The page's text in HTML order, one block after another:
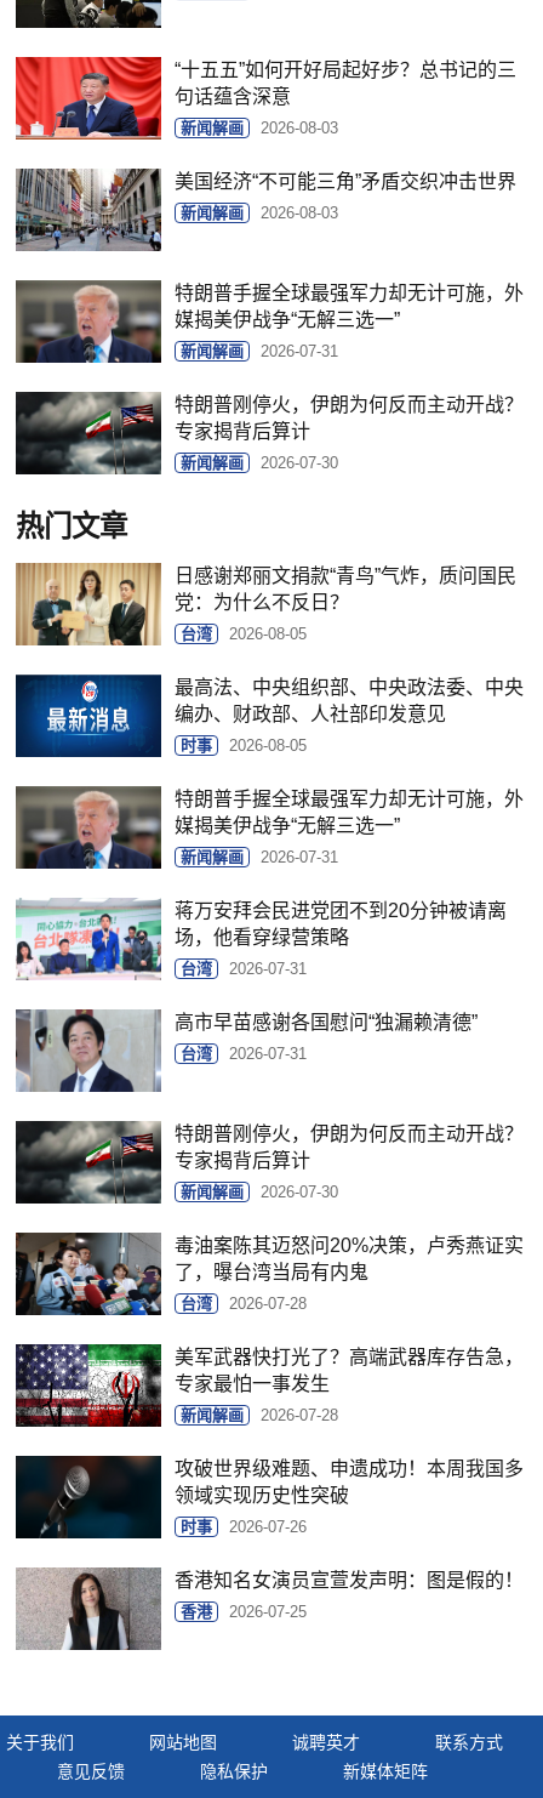
“十五五”如何开好局起好步？总书记的三
句话蕴含深意
新闻解画 2026-08-03
美国经济“不可能三角”矛盾交织冲击世界
新闻解画 2026-08-03
特朗普手握全球最强军力却无计可施，外
媒揭美伊战争“无解三选一”
新闻解画 2026-07-31
特朗普刚停火，伊朗为何反而主动开战？
专家揭背后算计
新闻解画 2026-07-30
热门文章
日感谢郑丽文捐款“青鸟”气炸，质问国民
党：为什么不反日？
台湾 2026-08-05
最高法、中央组织部、中央政法委、中央
编办、财政部、人社部印发意见
时事 2026-08-05
特朗普手握全球最强军力却无计可施，外
媒揭美伊战争“无解三选一”
新闻解画 2026-07-31
蒋万安拜会民进党团不到20分钟被请离
场，他看穿绿营策略
台湾 2026-07-31
高市早苗感谢各国慰问“独漏赖清德”
台湾 2026-07-31
特朗普刚停火，伊朗为何反而主动开战？
专家揭背后算计
新闻解画 2026-07-30
毒油案陈其迈怒问20%决策，卢秀燕证实
了，曝台湾当局有内鬼
台湾 2026-07-28
美军武器快打光了？高端武器库存告急，
专家最怕一事发生
新闻解画 2026-07-28
攻破世界级难题、申遗成功！本周我国多
领域实现历史性突破
时事 2026-07-26
香港知名女演员宣萱发声明：图是假的！
香港 2026-07-25
关于我们 网站地图 诚聘英才
联系方式
意见反馈
隐私保护 新媒体矩阵